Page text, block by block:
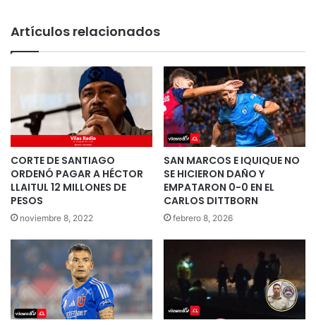
Artículos relacionados
CORTE DE SANTIAGO
ORDENÓ PAGAR A HÉCTOR
LLAITUL 12 MILLONES DE
PESOS
noviembre 8, 2022
SAN MARCOS E IQUIQUE NO
SE HICIERON DAÑO Y
EMPATARON 0-0 EN EL
CARLOS DITTBORN
febrero 8, 2026